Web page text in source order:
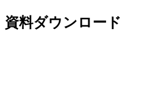
資料ダウンロード